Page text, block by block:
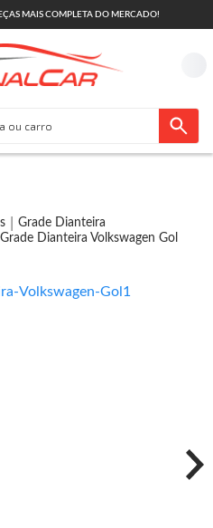
MAIS COMPLETA DO MERCADO!
Grade Dianteira
Grade Dianteira Volkswagen Gol